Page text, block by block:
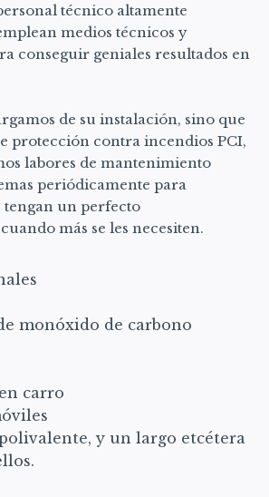
técnico altamente
medios técnicos y
conseguir geniales resultados en
de su instalación, sino que
protección contra incendios PCI,
labores de mantenimiento
periódicamente para
tengan un perfecto
más se les necesiten.
monóxido de carbono
carro
y un largo etcétera